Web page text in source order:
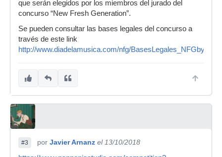
que serán elegidos por los miembros del jurado del
concurso “New Fresh Generation”.
Se pueden consultar las bases legales del concurso a
través de este link
http://www.diadelamusica.com/nfg/
#3 por Javier Arnanz el 13/10/2018